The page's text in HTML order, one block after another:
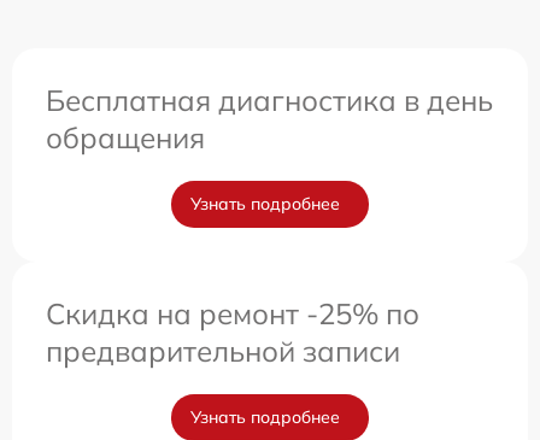
Бесплатная диагностика в день
обращения
Узнать подробнее
Скидка на ремонт -25% по
предварительной записи
Узнать подробнее